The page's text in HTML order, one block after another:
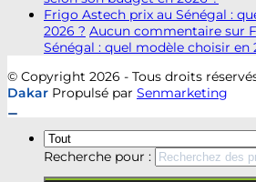
Frigo Astech prix au Sénégal :
2026 ? Aucun commentaire sur
Sénégal : quel modèle choisir en
© Copyright 2026 - Tous droits
Dakar Propulsé par Senmarketing
Recherche pour :